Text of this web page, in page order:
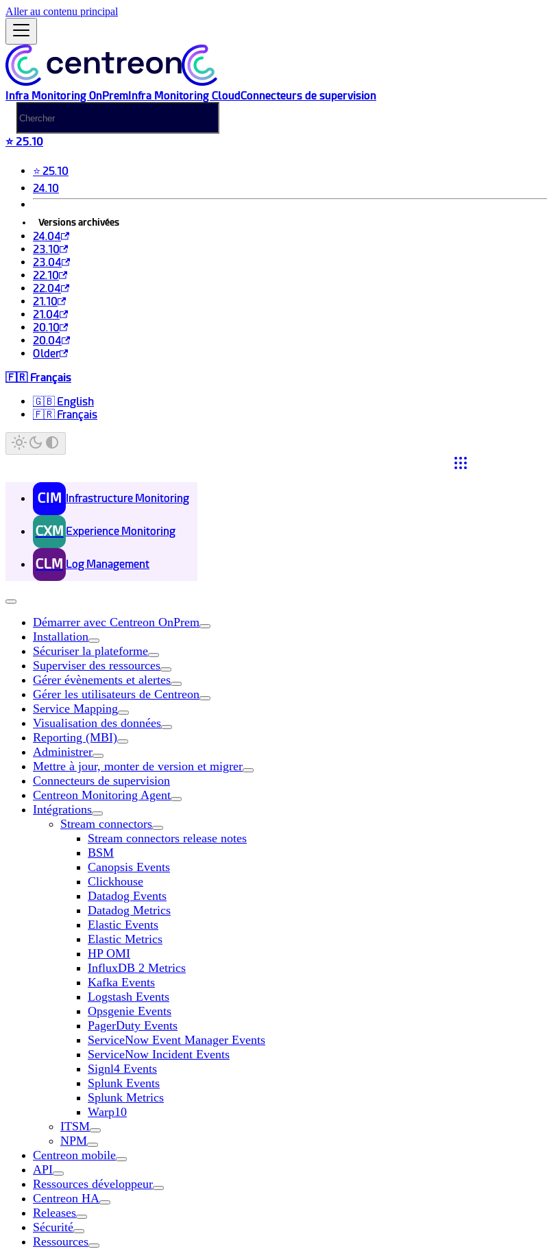
Aller au contenu principal
Infra Monitoring OnPremInfra Monitoring CloudConnecteurs de supervision
⭐ 25.10
⭐ 25.10
24.10
Versions archivées
24.04
23.10
23.04
22.10
22.04
21.10
21.04
20.10
20.04
Older
🇫🇷 Français
🇬🇧 English
🇫🇷 Français
CIM Infrastructure Monitoring
CXM Experience Monitoring
CLM Log Management
Démarrer avec Centreon OnPrem
Installation
Sécuriser la plateforme
Superviser des ressources
Gérer évènements et alertes
Gérer les utilisateurs de Centreon
Service Mapping
Visualisation des données
Reporting (MBI)
Administrer
Mettre à jour, monter de version et migrer
Connecteurs de supervision
Centreon Monitoring Agent
Intégrations
Stream connectors
Stream connectors release notes
BSM
Canopsis Events
Clickhouse
Datadog Events
Datadog Metrics
Elastic Events
Elastic Metrics
HP OMI
InfluxDB 2 Metrics
Kafka Events
Logstash Events
Opsgenie Events
PagerDuty Events
ServiceNow Event Manager Events
ServiceNow Incident Events
Signl4 Events
Splunk Events
Splunk Metrics
Warp10
ITSM
NPM
Centreon mobile
API
Ressources développeur
Centreon HA
Releases
Sécurité
Ressources